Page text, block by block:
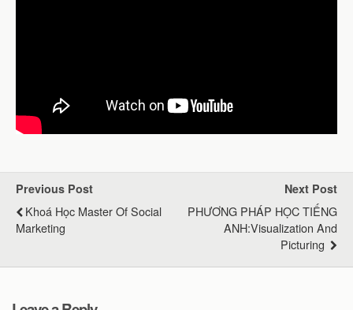
Previous Post
Khoá Học Master Of Social
Marketing
Next Post
PHƯƠNG PHÁP HỌC TIẾNG
ANH:Visualization And
Picturing